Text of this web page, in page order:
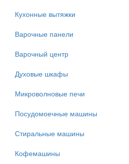
Кухонные вытяжки
Варочные панели
Варочный центр
Духовые шкафы
Микроволновые печи
Посудомоечные машины
Стиральные машины
Кофемашины